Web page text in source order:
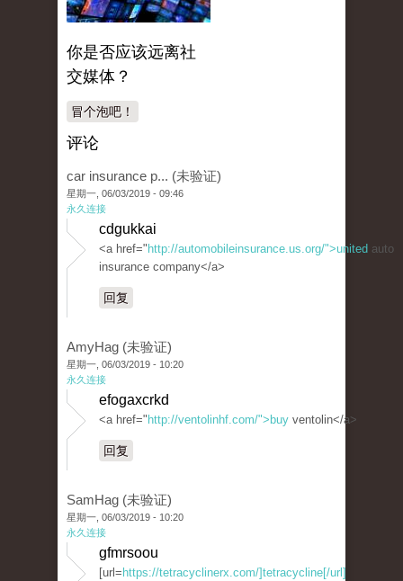
你是否应该远离社
交媒体？
冒个泡吧！
评论
car insurance p... (未验证)
星期一, 06/03/2019 - 09:46
永久连接
cdgukkai
<a href=" http://automobileinsurance.us.org/">united auto
insurance company</a>
回复
AmyHag (未验证)
星期一, 06/03/2019 - 10:20
永久连接
efogaxcrkd
<a href=" http://ventolinhf.com/">buy ventolin</a>
回复
SamHag (未验证)
星期一, 06/03/2019 - 10:20
永久连接
gfmrsoou
[url= https://tetracyclinerx.com/]tetracycline[/url]